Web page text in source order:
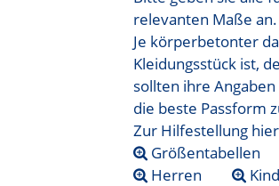
relevanten Maße an.
Je körperbetonter
Kleidungsstück ist,
sollten ihre
die beste Passform
Zur Hilfestellung
Größentabellen
Herren